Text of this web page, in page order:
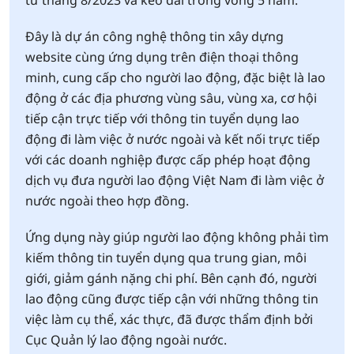
Đây là dự án công nghệ thông tin xây dựng
website cùng ứng dụng trên điện thoại thông
minh, cung cấp cho người lao động, đặc biệt là lao
động ở các địa phương vùng sâu, vùng xa, cơ hội
tiếp cận trực tiếp với thông tin tuyển dụng lao
động đi làm việc ở nước ngoài và kết nối trực tiếp
với các doanh nghiệp được cấp phép hoạt động
dịch vụ đưa người lao động Việt Nam đi làm việc ở
nước ngoài theo hợp đồng.
Ứng dụng này giúp người lao động không phải tìm
kiếm thông tin tuyển dụng qua trung gian, môi
giới, giảm gánh nặng chi phí. Bên cạnh đó, người
lao động cũng được tiếp cận với những thông tin
việc làm cụ thể, xác thực, đã được thẩm định bởi
Cục Quản lý lao động ngoài nước.